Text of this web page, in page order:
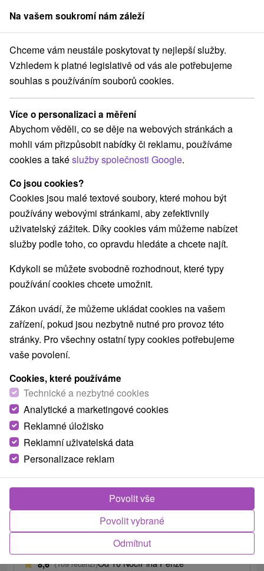
člen skupinySorger
pobyty Východné Slovensko Prešovský kraj Nový Smokovec
Léčebné pobyty Nový Smokovec
Kategorie
Všechny kategorie
Pobyty v akci(1)
Wellness pobyty(5) Víkendové pobyty(2)
Pobyty pro seniory
Vyberte lokalitu nebo termín
Nejprodávanější
VŠECHNY TOP - NEJPRODÁVANĚJŠÍ NEJLEVNĚJŠÍ
Léčebný lázeňský pobyt KLASIK: Cesta zpět k
síle a rovnováze
Lázně Nový Smokovec
8,6 (109 recenzí)Od 10 NocíPlná Penze
Na vašem soukromí nám záleží
Chceme vám neustále poskytovat ty nejlepší služby.
Vzhledem k platné legislativě od vás ale potřebujeme
souhlas s používáním souborů cookies.
Více o personalizaci a měření
Abychom věděli, co se děje na webových stránkách a
mohli vám přizpůsobit nabídky či reklamu, používáme
cookies a takéslužby společnosti Google.
Co jsou cookies?
Cookies jsou malé textové soubory, které mohou být
používány webovými stránkami, aby zefektivnily
uživatelský zážitek. Díky cookies vám můžeme nabízet
služby podle toho, co opravdu hledáte a chcete najít.
Kdykoli se můžete svobodně rozhodnout, které typy
používání cookies chcete umožnit.
Zákon uvádí, že můžeme ukládat cookies na vašem
zařízení, pokud jsou nezbytně nutné pro provoz této
stránky. Pro všechny ostatní typy cookies potřebujeme
vaše povolení.
Cookies, které používáme
Technické a nezbytné cookies
Analytické a marketingové cookies
Reklamné úložisko
Reklamní uživatelská data
Personalizace reklam
Odmítnut
Povolit vybrané
Povolit vše